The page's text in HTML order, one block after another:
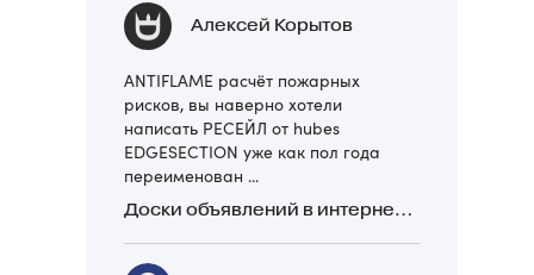
Алексей Корытов
ANTIFLAME расчёт пожарных
рисков, вы наверно хотели
написать РЕСЕЙЛ от hubes
EDGESECTION уже как пол года
переименован ...
Доски объявлений в интернете: какие лучше и безопаснее? Сравниваем 5 популярных